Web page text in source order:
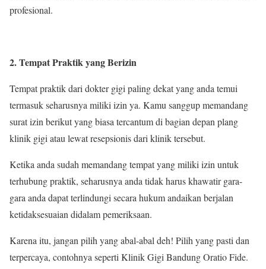
profesional.
2. Tempat Praktik yang Berizin
Tempat praktik dari dokter gigi paling dekat yang anda temui
termasuk seharusnya miliki izin ya. Kamu sanggup memandang
surat izin berikut yang biasa tercantum di bagian depan plang
klinik gigi atau lewat resepsionis dari klinik tersebut.
Ketika anda sudah memandang tempat yang miliki izin untuk
terhubung praktik, seharusnya anda tidak harus khawatir gara-
gara anda dapat terlindungi secara hukum andaikan berjalan
ketidaksesuaian didalam pemeriksaan.
Karena itu, jangan pilih yang abal-abal deh! Pilih yang pasti dan
terpercaya, contohnya seperti Klinik Gigi Bandung Oratio Fide.